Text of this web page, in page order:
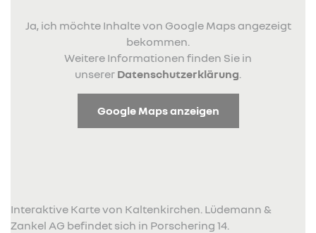
Ja, ich möchte Inhalte von Google Maps angezeigt
bekommen.
Weitere Informationen finden Sie in
unserer Datenschutzerklärung
Google Maps anzeigen
Interaktive Karte von Kaltenkirchen. Lüdemann &
Zankel AG befindet sich in Porschering 14.